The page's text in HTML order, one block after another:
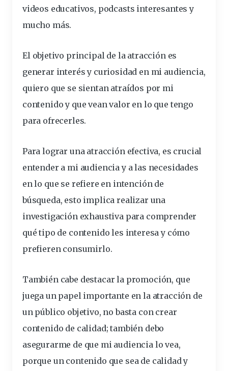
videos educativos, podcasts interesantes y
mucho más.
El objetivo principal de la atracción es
generar interés y curiosidad en mi audiencia,
quiero que se sientan atraídos por mi
contenido y que vean valor en lo que tengo
para ofrecerles.
Para lograr una atracción efectiva, es crucial
entender a mi audiencia y a las necesidades
en lo que se refiere en intención de
búsqueda, esto implica realizar una
investigación exhaustiva para comprender
qué tipo de contenido les interesa y cómo
prefieren consumirlo.
También cabe destacar la promoción, que
juega un papel importante en la atracción de
un público objetivo, no basta con crear
contenido de calidad; también debo
asegurarme de que mi audiencia lo vea,
porque un contenido que sea de calidad y